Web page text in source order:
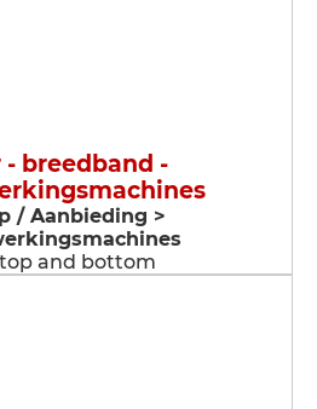
- breedband -
/ Aanbieding >
and bottom